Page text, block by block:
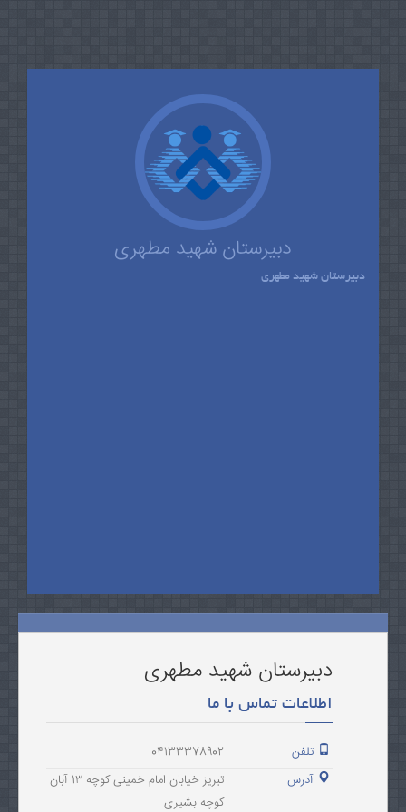
دبیرستان شهید مطهری
دبیرستان شهید مطهری
دبیرستان شهید مطهری
اطلاعات تماس با ما
تلفن
04133378902
آدرس
تبریز خیابان امام خمینی کوچه 1۳ آبان
کوچه بشیری